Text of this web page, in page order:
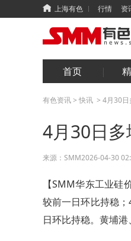
上海有色 行情 资
首页
有色资讯> 快讯 > 4月30日
4月30日
来源： SMM2026-04-30
【SMM华东工业
较前一日环比持稳
日环比持稳。黄埔